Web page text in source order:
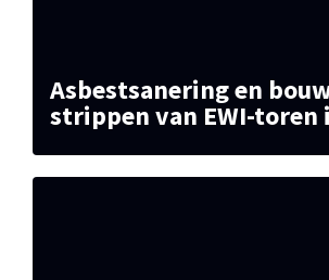
Asbestsanering en
strippen van EWI-toren